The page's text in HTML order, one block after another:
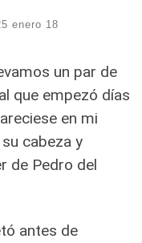
enero 18
un par de
que empezó días
en mi
cabeza y
de Pedro del
antes de